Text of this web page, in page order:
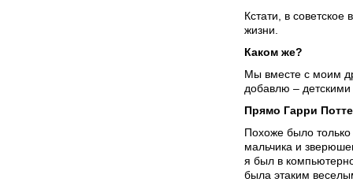
Кстати, в
жизни.
Каком же?
Мы вместе с моим
добавлю –
Прямо Гарри
Похоже было
мальчика и
я был в
была этаким